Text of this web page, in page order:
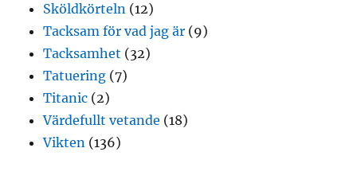
Sköldkörteln (12)
Tacksam för vad jag är (9)
Tacksamhet (32)
Tatuering (7)
Titanic (2)
Värdefullt vetande (18)
Vikten (136)